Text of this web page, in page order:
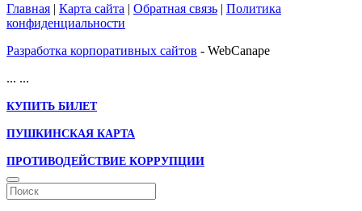
Главная | Карта сайта | Обратная связь | Политика
конфиденциальности
Разработка корпоративных сайтов - WebCanape
... ...
КУПИТЬ БИЛЕТ
ПУШКИНСКАЯ КАРТА
ПРОТИВОДЕЙСТВИЕ КОРРУПЦИИ